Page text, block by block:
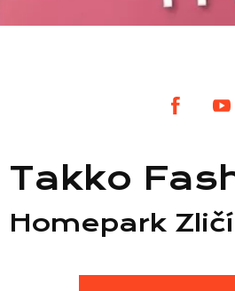
Seznam NC
Takko
Homepark